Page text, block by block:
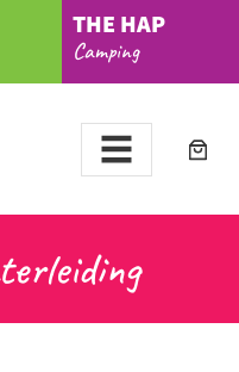
THE HAP
Camping